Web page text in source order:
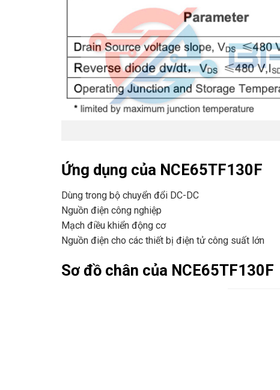
Ứng dụng của NCE65TF130F
Dùng trong bộ chuyển đổi DC-DC
Nguồn điện công nghiệp
Mạch điều khiển động cơ
Nguồn điện cho các thiết bị điện tử công suất lớn
Sơ đồ chân của NCE65TF130F